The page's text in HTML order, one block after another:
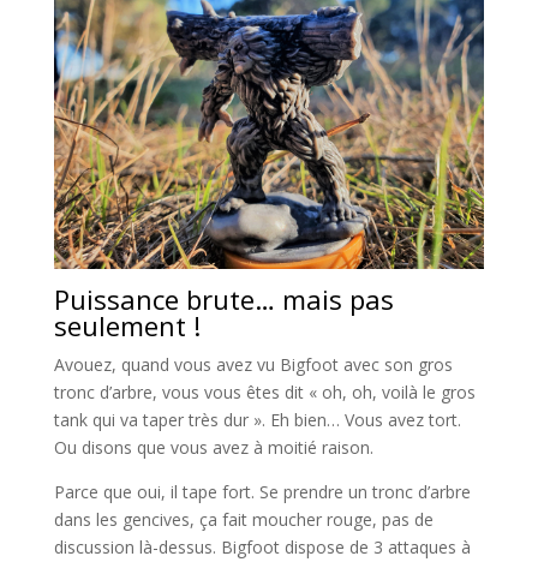
Puissance brute… mais pas
seulement !
Avouez, quand vous avez vu Bigfoot avec son gros
tronc d’arbre, vous vous êtes dit « oh, oh, voilà le gros
tank qui va taper très dur ». Eh bien… Vous avez tort.
Ou disons que vous avez à moitié raison.
Parce que oui, il tape fort. Se prendre un tronc d’arbre
dans les gencives, ça fait moucher rouge, pas de
discussion là-dessus. Bigfoot dispose de 3 attaques à